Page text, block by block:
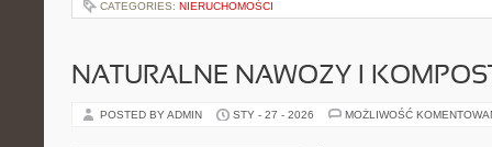
CATEGORIES: NIERUCHOMOŚCI
NATURALNE NAWOZY I
POSTED BY ADMIN STY - 27 - 2026 MOŻLIWOŚĆ